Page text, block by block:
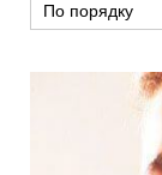
По порядку